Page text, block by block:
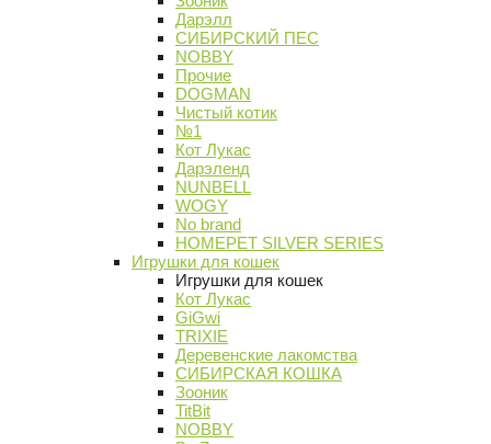
Дарэлл
СИБИРСКИЙ ПЕС
NOBBY
Прочие
DOGMAN
Чистый котик
№1
Кот Лукас
Дарэленд
NUNBELL
WOGY
No brand
HOMEPET SILVER SERIES
Игрушки для кошек
Игрушки для кошек
Кот Лукас
GiGwi
TRIXIE
Деревенские лакомства
СИБИРСКАЯ КОШКА
Зооник
TitBit
NOBBY